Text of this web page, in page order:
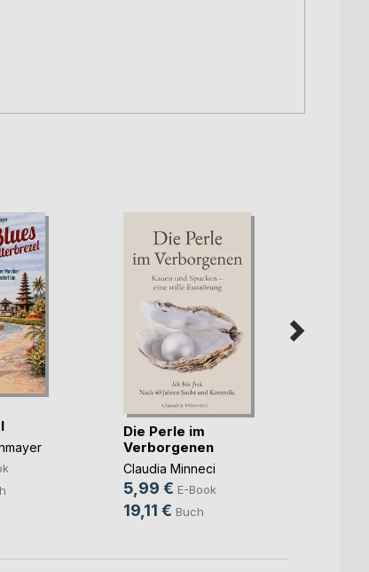
Die Perle im
Verborgenen
Claudia Minneci
5,99 € E-Book
19,11 € Buch